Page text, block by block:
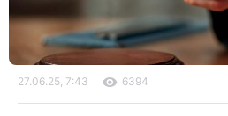
27.06.25, 7:43 6394